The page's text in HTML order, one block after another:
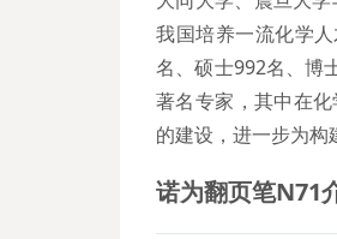
我国培养一流化学
名、硕士992名、博
著名专家，其中在
的建设，进一步为构
诺为翻页笔N71